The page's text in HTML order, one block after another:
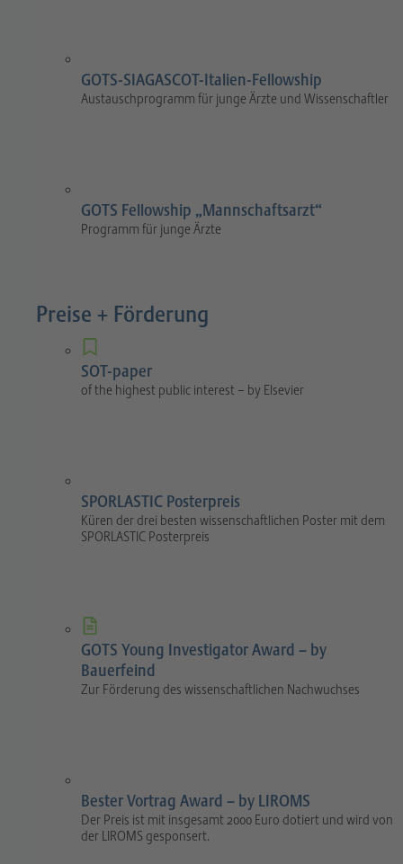
GOTS-SIAGASCOT-Italien-Fellowship
Austauschprogramm für junge Ärzte und Wissenschaftler
GOTS Fellowship „Mannschaftsarzt“
Programm für junge Ärzte
Preise + Förderung
SOT-paper
of the highest public interest – by Elsevier
SPORLASTIC Posterpreis
Küren der drei besten wissenschaftlichen Poster mit dem
SPORLASTIC Posterpreis
GOTS Young Investigator Award – by
Bauerfeind
Zur Förderung des wissenschaftlichen Nachwuchses
Bester Vortrag Award – by LIROMS
Der Preis ist mit insgesamt 2000 Euro dotiert und wird von
der LIROMS gesponsert.